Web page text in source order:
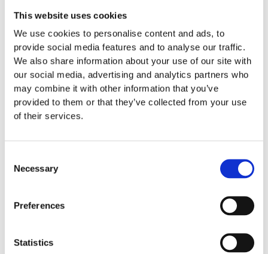
This website uses cookies
We use cookies to personalise content and ads, to
provide social media features and to analyse our traffic.
We also share information about your use of our site with
our social media, advertising and analytics partners who
may combine it with other information that you’ve
provided to them or that they’ve collected from your use
of their services.
Selection
Necessary
Preferences
Statistics
12 år garanti gäller:
och Eibe.
10 år garanti gäller:
material – produktionsfel på galvaniserade delar och andra
ej lackade delar av stål, samt plattor av HDPE. T.ex.
stålstolpar
Europlay och Eibe: Mot rost på produkter från Erlau:
material – produktionsfel på fjäder, lackerade delar, gjutna